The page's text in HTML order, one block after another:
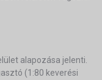
alapozása jelenti.
(1:80 keverési